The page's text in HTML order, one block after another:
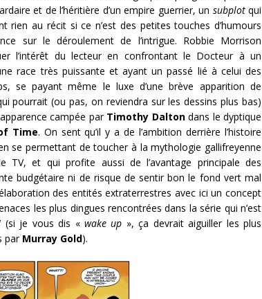
et de l’héritière d’un empire guerrier, un subplotqui
rien au récit si ce n’est des petites touches d’humours
sur le déroulement de l’intrigue. Robbie Morrison
l’intérêt du lecteur en confrontant le Docteur à un
race très puissante et ayant un passé lié à celui des
se payant même le luxe d’une brève apparition de
pourrait (ou pas, on reviendra sur les dessins plus bas)
campée par Timothy Daltondans le dyptique
Time. On sent qu’il y a de l’ambition derrière l’histoire
se permettant de toucher à la mythologie gallifreyenne
TV, et qui profite aussi de l’avantage principale des
budgétaire ni de risque de sentir bon le fond vert mal
des entités extraterrestres avec ici un concept
les plus dingues rencontrées dans la série qui n’est
(si je vous dis «wake up », ça devrait aiguiller les plus
par Murray Gold).